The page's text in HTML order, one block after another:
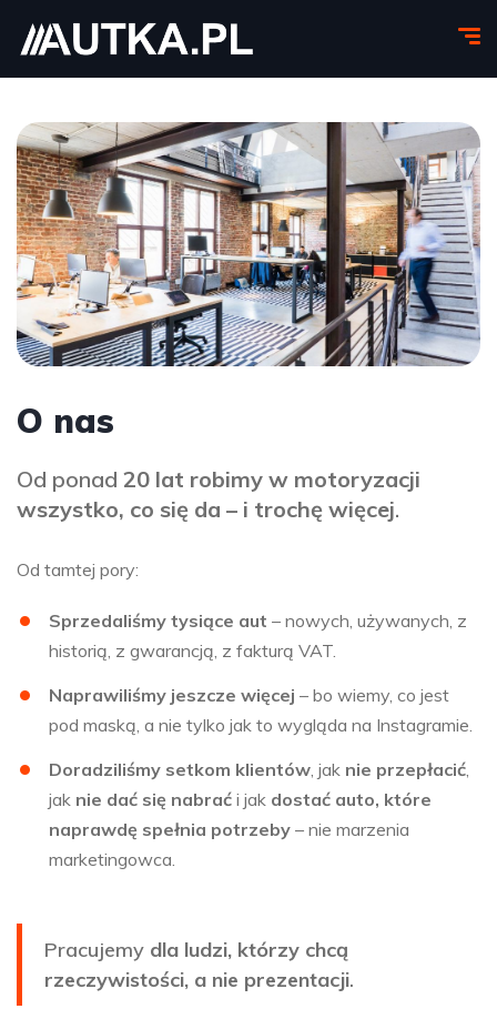
O nas
Od ponad 20 lat robimy w motoryzacji
wszystko, co się da – i trochę więcej.
Od tamtej pory:
Sprzedaliśmy tysiące aut – nowych, używanych, z
historią, z gwarancją, z fakturą VAT.
Naprawiliśmy jeszcze więcej – bo wiemy, co jest
pod maską, a nie tylko jak to wygląda na Instagramie.
Doradziliśmy setkom klientów, jak nie przepłacić,
jak nie dać się nabrać i jak dostać auto, które
naprawdę spełnia potrzeby – nie marzenia
marketingowca.
Pracujemy dla ludzi, którzy chcą
rzeczywistości, a nie prezentacji.